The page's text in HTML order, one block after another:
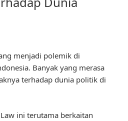
menjadi polemik di
Banyak yang merasa
terhadap dunia politik di
ini terutama berkaitan